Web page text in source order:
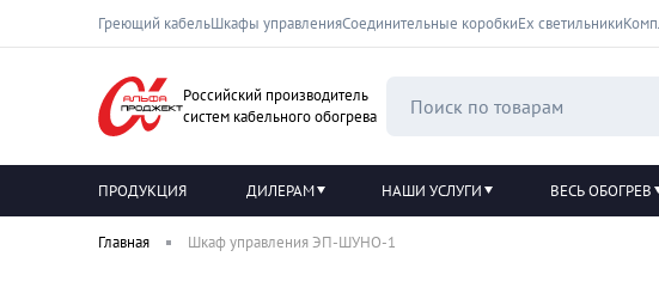
Греющий кабельШкафы управленияСоединительные коробкиЕх светильники
Российский производитель
систем кабельного обогрева
ПРОДУКЦИЯ ДИЛЕРАМ НАШИ УСЛУГИ ВЕСЬ ОБОГРЕВ
Главная Шкаф управления ЭП-ШУНО-1